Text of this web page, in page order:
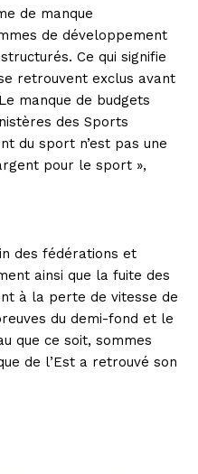
de manque
de développement
Ce qui signifie
retrouvent exclus avant
manque de budgets
des Sports
du sport n’est pas une
pour le sport »,
des fédérations et
ainsi que la fuite des
à la perte de vitesse de
du demi-fond et le
que ce soit, sommes
de l’Est a retrouvé son